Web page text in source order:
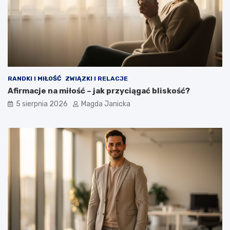
i
RANDKI I MIŁOŚĆ ZWIĄZKI I RELACJE
Afirmacje na miłość – jak przyciągać bliskość?
5 sierpnia 2026 Magda Janicka